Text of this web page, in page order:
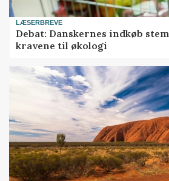
LÆSERBREVE
Debat: Danskernes indkøb
kravene til økologi